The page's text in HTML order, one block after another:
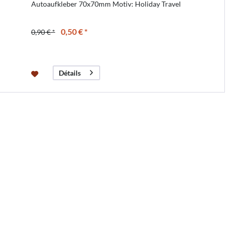
Autoaufkleber 70x70mm Motiv: Holiday Travel
0,90 € * 0,50 € *
Détails